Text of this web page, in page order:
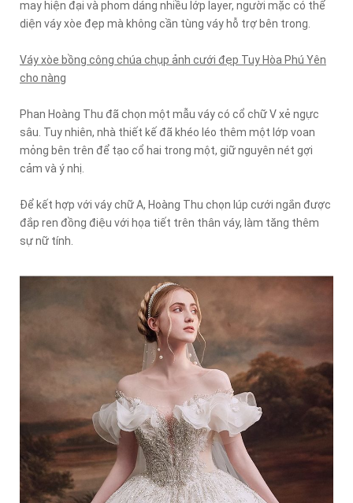
may hiện đại và phom dáng nhiều lớp layer, người mặc có thể
diện váy xòe đẹp mà không cần tùng váy hỗ trợ bên trong.
Váy xòe bồng công chúa chụp ảnh cưới đẹp Tuy Hòa Phú Yên
cho nàng
Phan Hoàng Thu đã chọn một mẫu váy có cổ chữ V xẻ ngực
sâu. Tuy nhiên, nhà thiết kế đã khéo léo thêm một lớp voan
mỏng bên trên để tạo cổ hai trong một, giữ nguyên nét gợi
cảm và ý nhị.
Để kết hợp với váy chữ A, Hoàng Thu chọn lúp cưới ngắn được
đắp ren đồng điệu với họa tiết trên thân váy, làm tăng thêm
sự nữ tính.